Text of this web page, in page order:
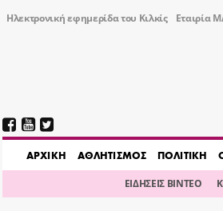
Ηλεκτρονική εφημερίδα του Κιλκίς Εταιρία
AΡΧΙΚΗ ΑΘΛΗΤΙΣΜΟΣ ΠΟΛΙΤΙΚΗ
ΕΙΔΗΣΕΙΣ ΒΙΝΤΕΟ